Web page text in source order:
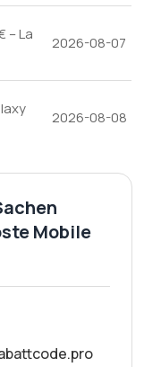
– La
2026-08-07
2026-08-08
Mobile